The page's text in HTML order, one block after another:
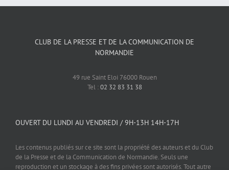
CLUB DE LA PRESSE ET DE LA COMMUNICATION DE
NORMANDIE
49 rue Saint Eloi 76000 Rouen
Tel :02 32 83 31 38
OUVERT DU LUNDI AU VENDREDI / 9H-13H 14H-17H
Les contenus publiés sur ce site sont la propriété des auteurs et du Club
de la Presse et de la Communication de Normandie. Seuls une
reproduction et un stockage à des fins privées sont autorisés. Tout autre